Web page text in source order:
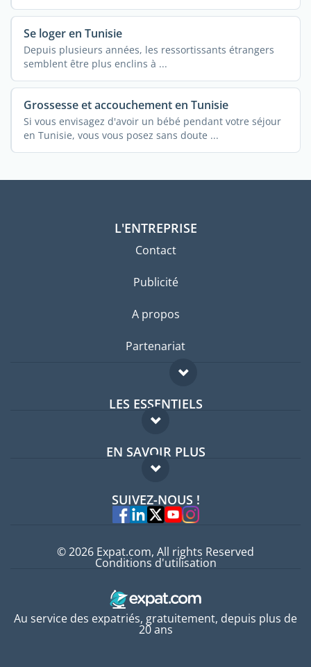
Se loger en Tunisie
Depuis plusieurs années, les ressortissants étrangers
semblent être plus enclins à ...
Grossesse et accouchement en Tunisie
Si vous envisagez d'avoir un bébé pendant votre séjour
en Tunisie, vous vous posez sans doute ...
L'ENTREPRISE
Contact
Publicité
A propos
Partenariat
LES ESSENTIELS
Forum expatriés
Guides pays
EN SAVOIR PLUS
FAQ
Experts
SUIVEZ-NOUS !
Au service des expatriés, gratuitement, depuis plus de
20 ans
© 2026 Expat.com, All rights Reserved
Conditions d'utilisation